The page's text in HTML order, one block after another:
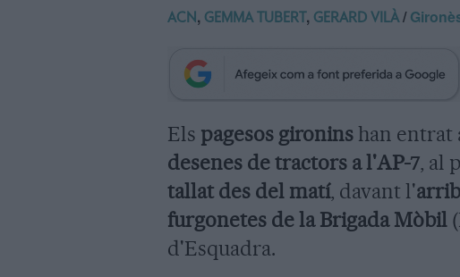
ACN , GEMMA TUBERT , GERARD VILÀ/
Els pagesos gironins han entrat
desenes de tractors a l'AP-7, al
tallat des del matí, davant l'
furgonetes de la Brigada Mòbil
d'Esquadra.